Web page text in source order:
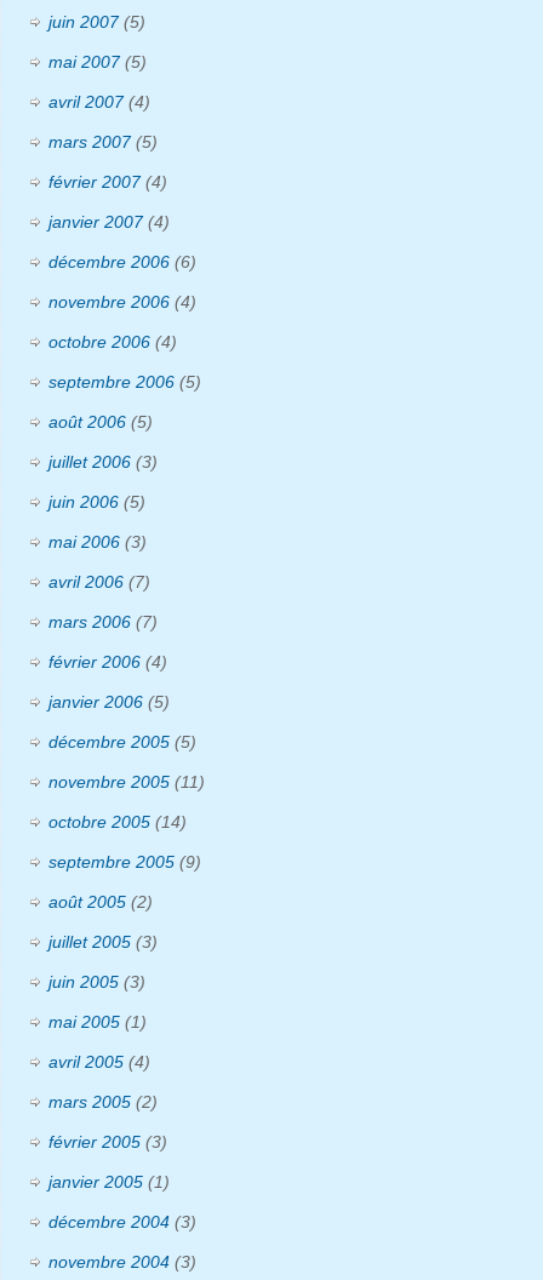
juin 2007(5)
mai 2007(5)
avril 2007(4)
mars 2007(5)
février 2007(4)
janvier 2007(4)
décembre 2006 (6)
novembre 2006 (4)
octobre 2006 (4)
septembre 2006 (5)
août 2006 (5)
juillet 2006 (3)
juin 2006 (5)
mai 2006 (3)
avril 2006 (7)
mars 2006 (7)
février 2006 (4)
janvier 2006 (5)
décembre 2005 (5)
novembre 2005 (11)
octobre 2005 (14)
septembre 2005 (9)
août 2005 (2)
juillet 2005 (3)
juin 2005 (3)
mai 2005 (1)
avril 2005 (4)
mars 2005 (2)
février 2005 (3)
janvier 2005 (1)
décembre 2004 (3)
novembre 2004 (3)